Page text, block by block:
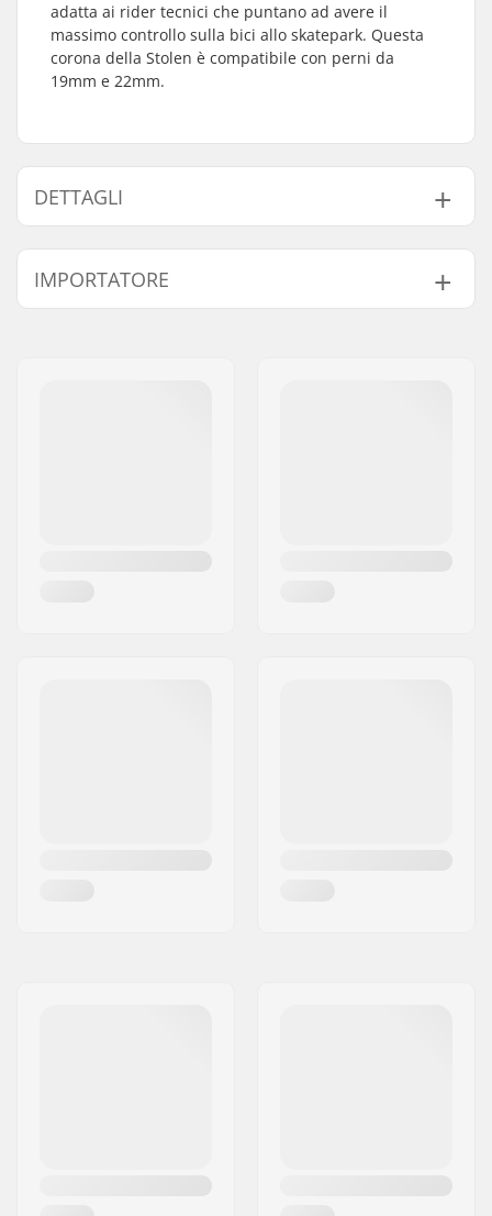
adatta ai rider tecnici che puntano ad avere il
massimo controllo sulla bici allo skatepark. Questa
corona della Stolen è compatibile con perni da
19mm e 22mm.
DETTAGLI
Numero di denti:
25T, 28T
Montaggio Corona:
guida
IMPORTATORE